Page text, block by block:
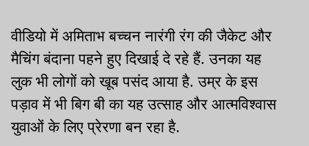
वीडियो में अमिताभ बच्चन नारंगी रंग की जैकेट और
मैचिंग बंदाना पहने हुए दिखाई दे रहे हैं. उनका यह
लुक भी लोगों को खूब पसंद आया है. उम्र के इस
पड़ाव में भी बिग बी का यह उत्साह और आत्मविश्वास
युवाओं के लिए प्रेरणा बन रहा है.